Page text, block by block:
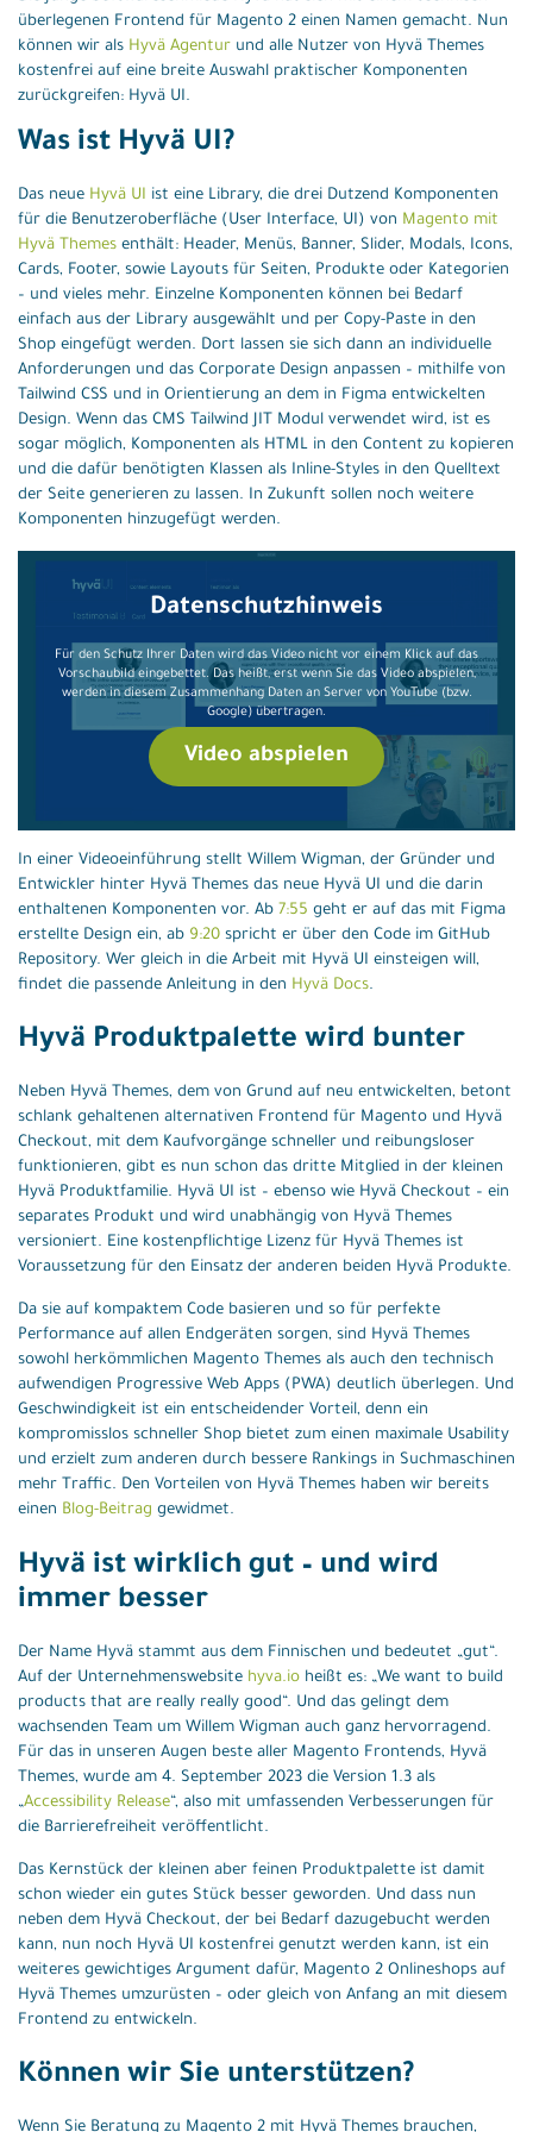
überlegenen Frontend für Magento 2 einen Namen gemacht. Nun
können wir als Hyvä Agentur und alle Nutzer von Hyvä Themes
kostenfrei auf eine breite Auswahl praktischer Komponenten
zurückgreifen: Hyvä UI.
Was ist Hyvä UI?
Das neue Hyvä UI ist eine Library, die drei Dutzend Komponenten
für die Benutzeroberfläche (User Interface, UI) von Magento mit
Hyvä Themes enthält: Header, Menüs, Banner, Slider, Modals, Icons,
Cards, Footer, sowie Layouts für Seiten, Produkte oder Kategorien
– und vieles mehr. Einzelne Komponenten können bei Bedarf
einfach aus der Library ausgewählt und per Copy-Paste in den
Shop eingefügt werden. Dort lassen sie sich dann an individuelle
Anforderungen und das Corporate Design anpassen – mithilfe von
Tailwind CSS und in Orientierung an dem in Figma entwickelten
Design. Wenn das CMS Tailwind JIT Modul verwendet wird, ist es
sogar möglich, Komponenten als HTML in den Content zu kopieren
und die dafür benötigten Klassen als Inline-Styles in den Quelltext
der Seite generieren zu lassen. In Zukunft sollen noch weitere
Komponenten hinzugefügt werden.
Datenschutzhinweis
Für den Schutz Ihrer Daten wird das Video nicht vor einem Klick auf das
Vorschaubild eingebettet. Das heißt, erst wenn Sie das Video abspielen,
werden in diesem Zusammenhang Daten an Server von YouTube (bzw.
Google) übertragen.
Video abspielen
In einer Videoeinführung stellt Willem Wigman, der Gründer und
Entwickler hinter Hyvä Themes das neue Hyvä UI und die darin
enthaltenen Komponenten vor. Ab 7:55 geht er auf das mit Figma
erstellte Design ein, ab 9:20 spricht er über den Code im GitHub
Repository. Wer gleich in die Arbeit mit Hyvä UI einsteigen will,
findet die passende Anleitung in den Hyvä Docs.
Hyvä Produktpalette wird bunter
Neben Hyvä Themes, dem von Grund auf neu entwickelten, betont
schlank gehaltenen alternativen Frontend für Magento und Hyvä
Checkout, mit dem Kaufvorgänge schneller und reibungsloser
funktionieren, gibt es nun schon das dritte Mitglied in der kleinen
Hyvä Produktfamilie. Hyvä UI ist – ebenso wie Hyvä Checkout – ein
separates Produkt und wird unabhängig von Hyvä Themes
versioniert. Eine kostenpflichtige Lizenz für Hyvä Themes ist
Voraussetzung für den Einsatz der anderen beiden Hyvä Produkte.
Da sie auf kompaktem Code basieren und so für perfekte
Performance auf allen Endgeräten sorgen, sind Hyvä Themes
sowohl herkömmlichen Magento Themes als auch den technisch
aufwendigen Progressive Web Apps (PWA) deutlich überlegen. Und
Geschwindigkeit ist ein entscheidender Vorteil, denn ein
kompromisslos schneller Shop bietet zum einen maximale Usability
und erzielt zum anderen durch bessere Rankings in Suchmaschinen
mehr Traffic. Den Vorteilen von Hyvä Themes haben wir bereits
einen Blog-Beitrag gewidmet.
Hyvä ist wirklich gut – und wird
immer besser
Der Name Hyvä stammt aus dem Finnischen und bedeutet „gut“.
Auf der Unternehmenswebsite hyva.io heißt es: „We want to build
products that are really really good“. Und das gelingt dem
wachsenden Team um Willem Wigman auch ganz hervorragend.
Für das in unseren Augen beste aller Magento Frontends, Hyvä
Themes, wurde am 4. September 2023 die Version 1.3 als
„Accessibility Release“, also mit umfassenden Verbesserungen für
die Barrierefreiheit veröffentlicht.
Das Kernstück der kleinen aber feinen Produktpalette ist damit
schon wieder ein gutes Stück besser geworden. Und dass nun
neben dem Hyvä Checkout, der bei Bedarf dazugebucht werden
kann, nun noch Hyvä UI kostenfrei genutzt werden kann, ist ein
weiteres gewichtiges Argument dafür, Magento 2 Onlineshops auf
Hyvä Themes umzurüsten – oder gleich von Anfang an mit diesem
Frontend zu entwickeln.
Können wir Sie unterstützen?
Wenn Sie Beratung zu Magento 2 mit Hyvä Themes brauchen,